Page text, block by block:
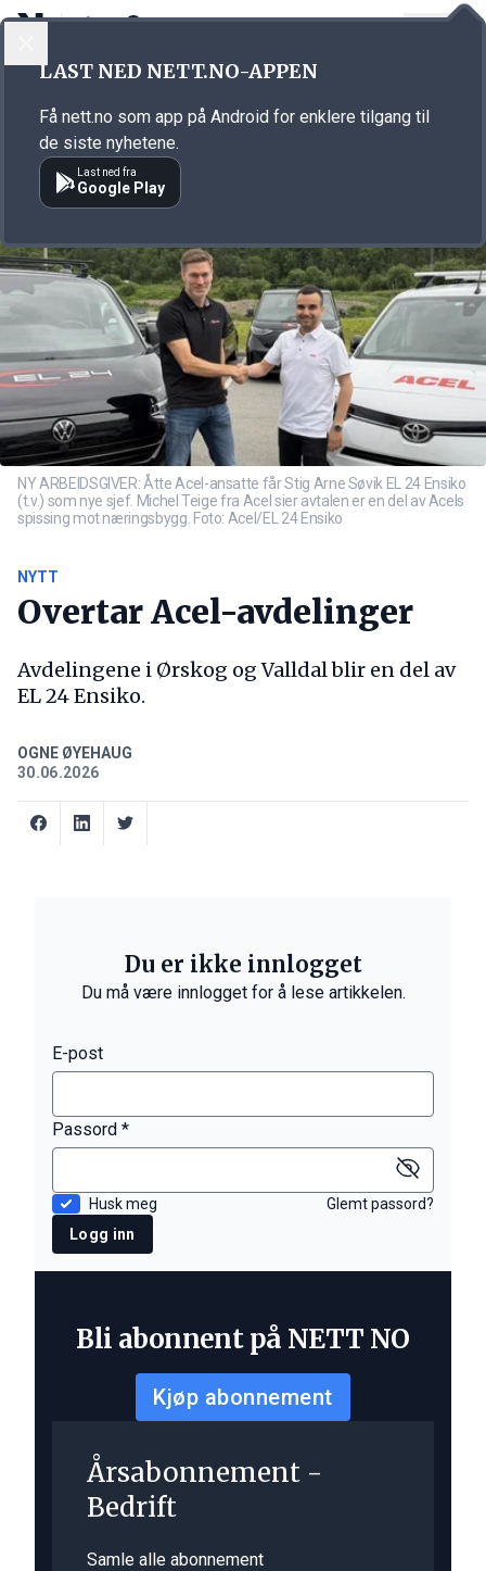
Annonsørinnhold
NY ARBEIDSGIVER: Åtte Acel-ansatte får Stig Arne Søvik EL 24 Ensiko
(t.v.) som nye sjef. Michel Teige fra Acel sier avtalen er en del av Acels
spissing mot næringsbygg. Foto: Acel/EL 24 Ensiko
NYTT
Overtar Acel-avdelinger
Avdelingene i Ørskog og Valldal blir en del av
EL 24 Ensiko.
OGNE ØYEHAUG
30.06.2026
Du er ikke innlogget
Du må være innlogget for å lese artikkelen.
E-post
Passord *
Husk meg
Glemt passord?
Logg inn
Bli abonnent på NETT NO
Kjøp abonnement
Årsabonnement -
Bedrift
Samle alle abonnement
LAST NED NETT.NO-APPEN
Få nett.no som app på Android for enklere tilgang til
de siste nyhetene.
Last ned fra
Google Play